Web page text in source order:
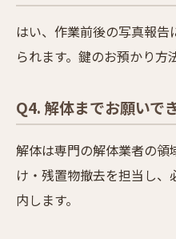
はい、作業前後の写真報告
られます。鍵のお預かり方
Q4. 解体までお願いで
解体は専門の解体業者の領
け・残置物撤去を担当し
内します。